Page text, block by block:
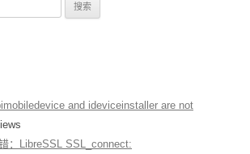
and ideviceinstaller are not
：LibreSSL SSL_connect: